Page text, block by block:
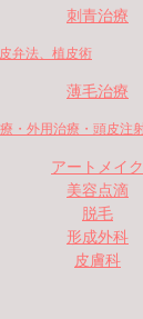
刺青治療
弁法、植皮術
薄毛治療
・外用治療・頭皮注
アートメイク
美容点滴
脱毛
形成外科
皮膚科